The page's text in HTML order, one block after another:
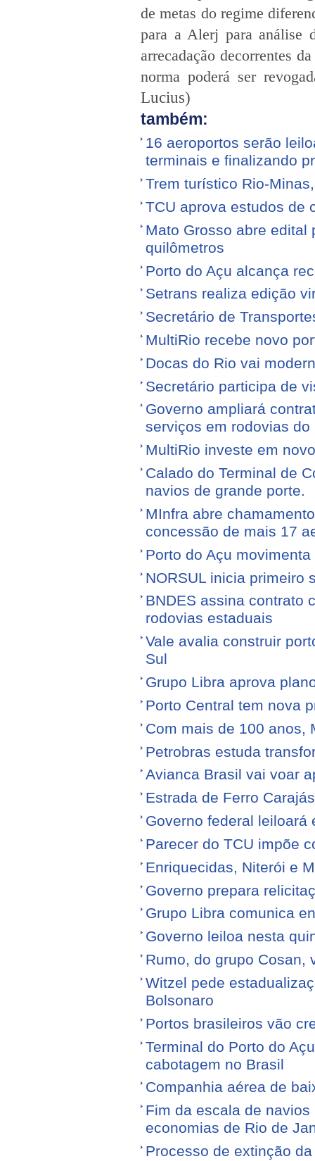
de metas do regime
para a Alerj para análise
arrecadação decorrentes
norma poderá ser
Lucius)
também:
16 aeroportos serão
terminais e finalizando
Trem turístico Rio-
TCU aprova estudos de
Mato Grosso abre edital
quilômetros
Porto do Açu alcança
Setrans realiza edição
Secretário de
MultiRio recebe novo
Docas do Rio vai
Secretário participa de
Governo ampliará
serviços em rodovias do
MultiRio investe em
Calado do Terminal de
navios de grande porte.
MInfra abre
concessão de mais 17
Porto do Açu
NORSUL inicia primeiro
BNDES assina contrato
rodovias estaduais
Vale avalia construir
Sul
Grupo Libra aprova
Porto Central tem nova
Com mais de 100 anos,
Petrobras estuda
Avianca Brasil vai voar
Estrada de Ferro
Governo federal leiloará
Parecer do TCU impõe
Enriquecidas, Niterói e
Governo prepara
Grupo Libra comunica
Governo leiloa nesta
Rumo, do grupo Cosan,
Witzel pede
Bolsonaro
Portos brasileiros vão
Terminal do Porto do
cabotagem no Brasil
Companhia aérea de
Fim da escala de
economias de Rio de
Processo de extinção